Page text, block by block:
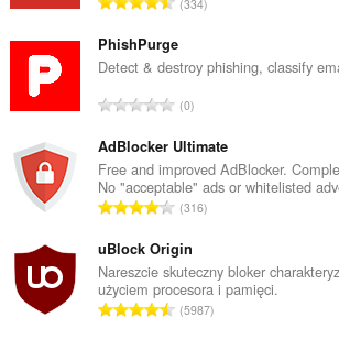
w
t
a
l
c
z
b
a
c
e
n
:
ł
k
w
t
a
l
c
z
b
a
334
PhishPurge
Detect & destroy phishing, classify
C
ł
k
o
w
t
a
l
0
AdBlocker Ultimate
Free and improved AdBlocker.
No "acceptable" ads or whitelisted
C
ł
k
o
w
316
uBlock Origin
Nareszcie skuteczny bloker
użyciem procesora i pamięci.
C5987